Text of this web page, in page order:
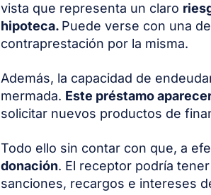
vista que representa un claro
hipoteca. Puede verse con una
contraprestación por la misma.
Además, la capacidad de
mermada. Este préstamo
solicitar nuevos productos de
Todo ello sin contar con que, a
donación. El receptor podría
sanciones, recargos e intereses